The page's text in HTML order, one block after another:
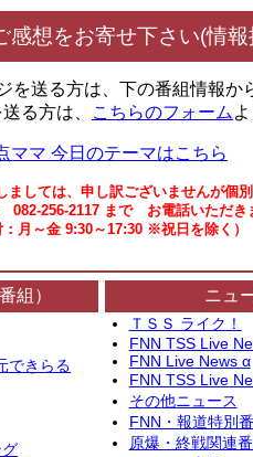
感想をお寄せ下さい(情
を送る方は、下の番組情報か
る方は、
こちらのフォーム
ママ 今日のテーマはこちら
しては、申し訳ございませんが個
256-2117 まで お電話いただき
：月～金 9:30～17:30 ※祝日を除く）
組）
できらる
ニュ
ＴＳＳ ライク！
FNN TSS Live
FNN Live News α
FNN TSS Live
その他ニュース
FNN・報道特別
原爆・終戦関連